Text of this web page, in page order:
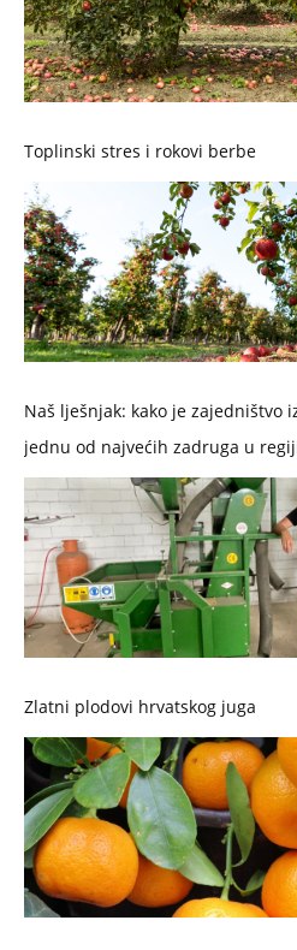
Toplinski stres i rokovi berbe
Naš lješnjak: kako je zajedništvo
jednu od najvećih zadruga u
Zlatni plodovi hrvatskog juga